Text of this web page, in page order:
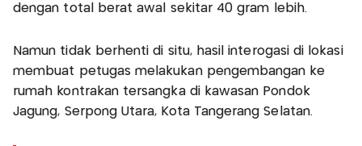
dengan total berat awal sekitar 40 gram lebih.
Namun tidak berhenti di situ, hasil interogasi di lokasi
membuat petugas melakukan pengembangan ke
rumah kontrakan tersangka di kawasan Pondok
Jagung, Serpong Utara, Kota Tangerang Selatan.